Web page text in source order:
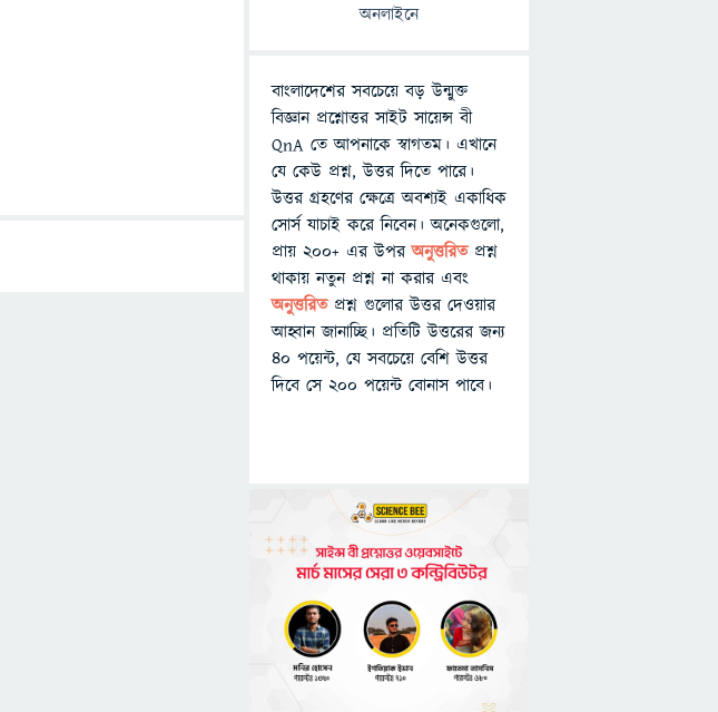
অনলাইনে
বাংলাদেশের সবচেয়ে বড় উন্মুক্ত
বিজ্ঞান প্রশ্নোত্তর সাইট সায়েন্স বী
QnA তে আপনাকে স্বাগতম। এখানে
যে কেউ প্রশ্ন, উত্তর দিতে পারে।
উত্তর গ্রহণের ক্ষেত্রে অবশ্যই একাধিক
সোর্স যাচাই করে নিবেন। অনেকগুলো,
প্রায় ২০০+ এর উপরঅনুত্তরিতপ্রশ্ন
থাকায় নতুন প্রশ্ন না করার এবং
অনুত্তরিত প্রশ্ন গুলোর উত্তর দেওয়ার
আহ্বান জানাচ্ছি। প্রতিটি উত্তরের জন্য
৪০ পয়েন্ট, যে সবচেয়ে বেশি উত্তর
দিবে সে ২০০ পয়েন্ট বোনাস পাবে।